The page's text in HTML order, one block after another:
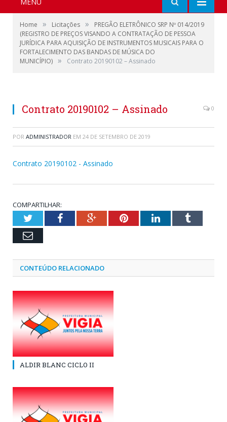
Home » Licitações »
PREGÃO ELETRÔNICO SRP Nº 014/2019
(REGISTRO DE PREÇOS VISANDO A CONTRATAÇÃO DE PESSOA
JURÍDICA PARA AQUISIÇÃO DE INSTRUMENTOS MUSICAIS PARA O
FORTALECIMENTO DAS BANDAS DE MÚSICA DO
MUNICÍPIO) » Contrato 20190102 – Assinado
Contrato 20190102 – Assinado 0
POR ADMINISTRADOR EM 24 DE SETEMBRO DE 2019
Contrato 20190102 - Assinado
COMPARTILHAR:
TwitterFacebookGoogle+PinterestLinkedInTumblr
Email
CONTEÚDO RELACIONADO
ALDIR BLANC CICLO II